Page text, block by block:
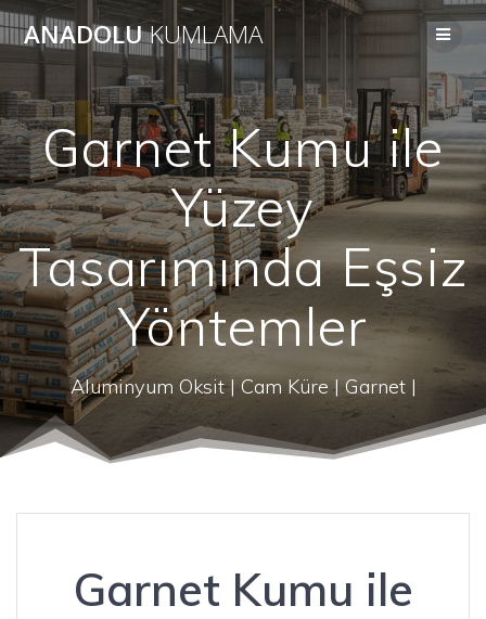
to
content
ANADOLUKUMLAMA
Garnet Kumu ile
Yüzey
Tasarımında Eşsiz
Yöntemler
Aluminyum Oksit | Cam Küre | Garnet |
Garnet Kumu ile